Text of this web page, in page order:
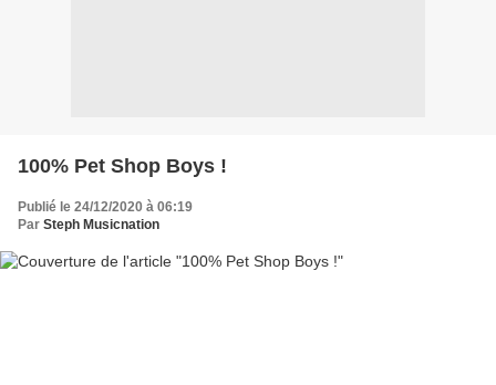
100% Pet Shop Boys !
Publié le 24/12/2020 à 06:19
Par Steph Musicnation